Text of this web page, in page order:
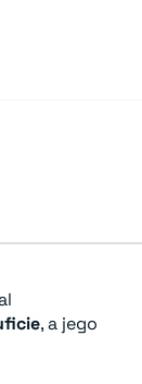
, a jego